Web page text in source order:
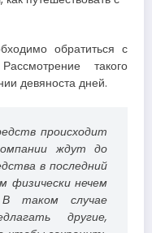
обратиться с
такого
девяноста дней.
происходит
ждут до
в последний
нечем
В таком случае
другие,